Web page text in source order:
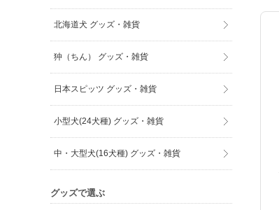
北海道犬 グッズ・雑貨
狆（ちん） グッズ・雑貨
日本スピッツ グッズ・雑貨
小型犬(24犬種) グッズ・雑貨
中・大型犬(16犬種) グッズ・雑貨
グッズで選ぶ